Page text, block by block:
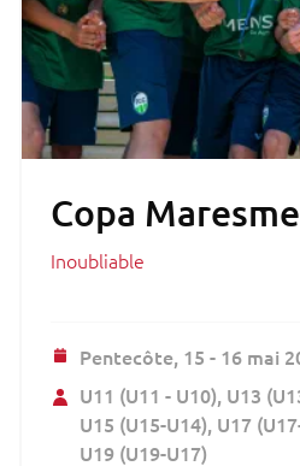
Copa Maresme
Inoubliable
Pentecôte, 15 - 16 mai
U11 (U11 - U10) U13
U15 (U15-U14) U17
U19 (U19-U17)